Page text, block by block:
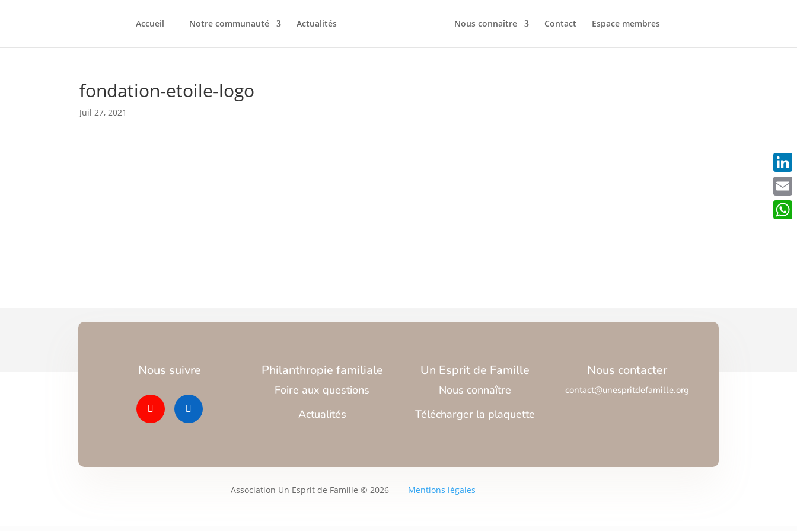
Accueil Notre communauté Actualités Nous connaître Contact Espace membres
fondation-etoile-logo
Juil 27, 2021
Nous suivre Philanthropie familiale
Foire aux questions
Actualités
Un Esprit de Famille
Nous connaître
Télécharger la plaquette
Nous contacter
contact@unespritdefamille.org
Association Un Esprit de Famille © 2026 Mentions légales
Email